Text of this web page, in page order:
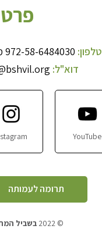
טלפון: 972-58-6484030
דוא"ל:
YouTube
תרומה לעמותה
© 2022 בשביל